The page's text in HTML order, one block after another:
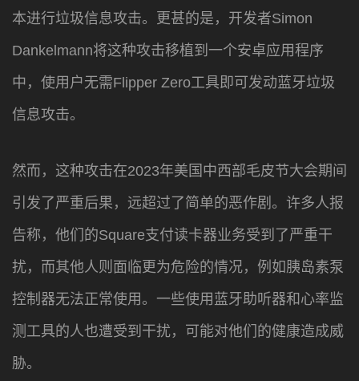
本进行垃圾信息攻击。更甚的是，开发者Simon
Dankelmann将这种攻击移植到一个安卓应用程序
中，使用户无需Flipper Zero工具即可发动蓝牙垃圾
信息攻击。
然而，这种攻击在2023年美国中西部毛皮节大会期间
引发了严重后果，远超过了简单的恶作剧。许多人报
告称，他们的Square支付读卡器业务受到了严重干
扰，而其他人则面临更为危险的情况，例如胰岛素泵
控制器无法正常使用。一些使用蓝牙助听器和心率监
测工具的人也遭受到干扰，可能对他们的健康造成威
胁。